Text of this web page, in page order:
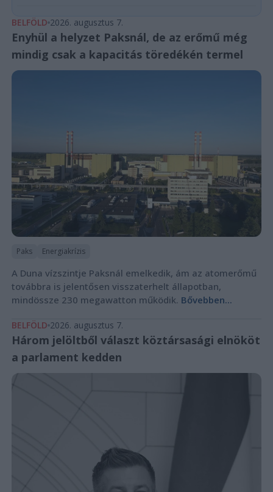
BELFÖLD 2026. augusztus 7.
Enyhül a helyzet Paksnál, de az erőmű még
mindig csak a kapacitás töredékén termel
Paks Energiakrízis
A Duna vízszintje Paksnál emelkedik, ám az atomerőmű
továbbra is jelentősen visszaterhelt állapotban,
mindössze 230 megawatton működik. Bővebben...
BELFÖLD 2026. augusztus 7.
Három jelöltből választ köztársasági elnököt
a parlament kedden